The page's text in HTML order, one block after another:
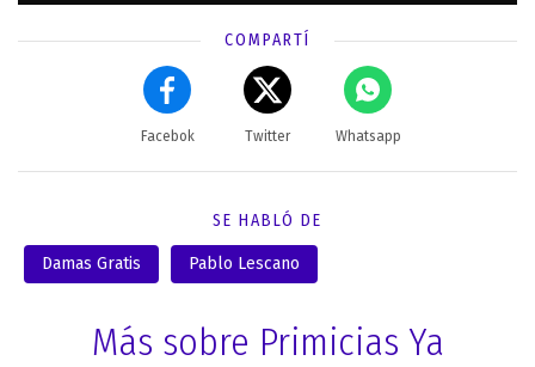
COMPARTÍ
Facebok Twitter Whatsapp
SE HABLÓ DE
Damas Gratis Pablo Lescano
Más sobre Primicias Ya